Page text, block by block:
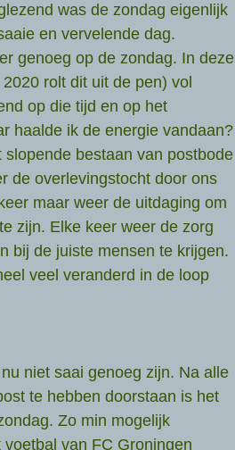
was de zondag eigenlijk
en vervelende dag.
genoeg op de zondag. In deze
rolt dit uit de pen) vol
op die tijd en op het
haalde ik de energie vandaan?
slopende bestaan van postbode
de overlevingstocht door ons
maar weer de uitdaging om
zijn. Elke keer weer de zorg
bij de juiste mensen te krijgen.
veel veranderd in de loop
niet saai genoeg zijn. Na alle
te hebben doorstaan is het
Zo min mogelijk
van FC Groningen